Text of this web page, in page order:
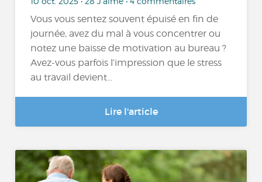
Vous vous sentez souvent épuisé en fin de
journée, avez du mal à vous concentrer ou
notez une baisse de motivation au bureau ?
Avez-vous parfois l’impression que le stress
au travail devient...
Lire l'article